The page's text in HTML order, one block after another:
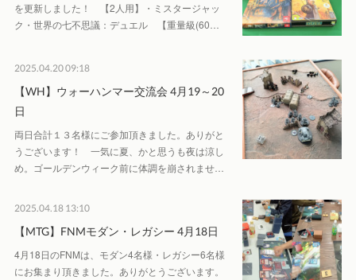
を更新しました！ 【2人用】・ミスタージャッ
ク・世界の七不思議：デュエル 【重量級(60…
2025.04.20 09:18
【WH】ウォーハンマー交流会 4月19～20
日
両日合計１３名様にご参加頂きました。ありがと
うございます！ 一気に夏、かと思うも夜は涼し
め。ゴールデンウィーク前に体調を崩されませ…
2025.04.18 13:10
【MTG】FNMモダン・レガシー 4月18日
4月18日のFNMは、モダン4名様・レガシー6名様
にお集まり頂きました。ありがとうございます。